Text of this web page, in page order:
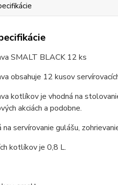
SMALT BLACK 12 ks
obsahuje 12 kusov
kotlíkov je vhodná na
akciách a podobne.
na servírovanie gulášu,
kotlíkov je 0,8 L.